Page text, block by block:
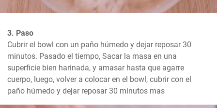
3. Paso
Cubrir el bowl con un paño húmedo y dejar reposar 30
minutos. Pasado el tiempo, Sacar la masa en una
superficie bien harinada, y amasar hasta que agarre
cuerpo, luego, volver a colocar en el bowl, cubrir con el
paño húmedo y dejar reposar 30 minutos mas